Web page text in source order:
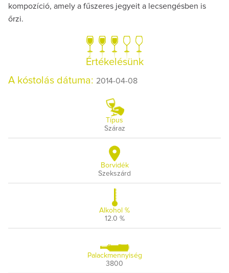
kompozíció, amely a fűszeres jegyeit a lecsengésben is
őrzi.
Értékelésünk
A kóstolás dátuma: 2014-04-08
Típus
Száraz
Borvidék
Szekszárd
Alkohol %
12.0 %
Palackmennyiség
3800